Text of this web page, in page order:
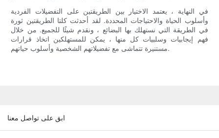
في النهاية ، يعتمد الاختيار بين الطريقتين على التفضيلات الفردية
وأسلوب الحياة والاحتياجات المحددة. لقد أحدثت كلتا الطريقتين ثورة
في الطريقة التي نستهلك بها البضائع ، ونقدم شيئًا للجميع. من خلال
فهم إيجابيات وسلبيات كل منها ، يمكن للمستهلكين اتخاذ قرارات
مستنيرة تتماشى مع تفضيلاتهم الشخصية وأسلوب حياتهم.
ابق على تواصل معنا